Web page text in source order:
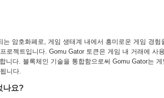
암호화폐로, 게임 생태계 내에서 흥미로운 게임 경험
로젝트입니다. Gomu Gator 토큰은 게임 내 거래에 사
니다. 블록체인 기술을 통합함으로써 Gomu Gator는
니다.
나요?